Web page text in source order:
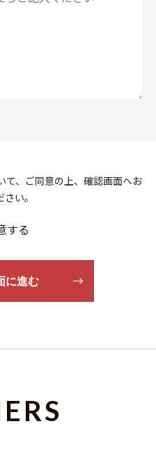
て、ご同意の上、確認画面へお
い。
する